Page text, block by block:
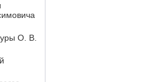
О. В.